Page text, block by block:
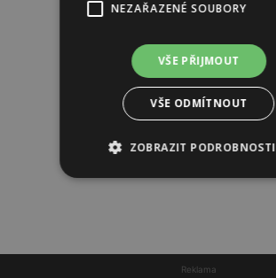
Reklama
NEZAŘAZENÉ SOUBORY
VŠE PŘIJMOUT
VŠE ODMÍTNOUT
ZOBRAZIT PODROBNOSTI